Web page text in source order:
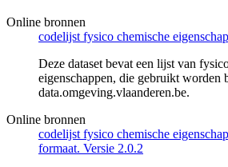
Online bronnen
codelijst fysico chemische
Deze dataset bevat een lijst van
eigenschappen, die gebruikt worden
data.omgeving.vlaanderen.be.
Online bronnen
codelijst fysico chemische
formaat. Versie 2.0.2